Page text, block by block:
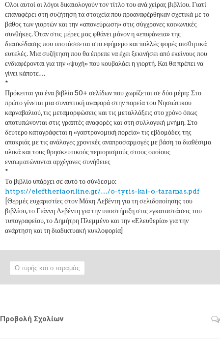
Ολοι αυτοί οι λόγοι δικαιολογούν τον τίτλο του ανά χείρας βιβλίου. Γιατί
επαναφέρει στη συζήτηση τα στοιχεία που προαναφέρθηκαν σχετικά με το
βάθος των γιορτών και την «απονεύρωση» στις σύγχρονες κοινωνικές
συνθήκες. Όταν στις μέρες μας φθάνει μόνον η «επιφάνεια» της
διασκέδασης που υποτάσσεται στο εφήμερο και πολλές φορές αισθητικά
ευτελές. Μια συζήτηση που θα έπρεπε να έχει ξεκινήσει από εκείνους που
ενδιαφέρονται για την «ψυχή» που κουβαλάει η γιορτή. Και θα πρέπει να
γίνει κάποτε…
*
Πρόκειται για ένα βιβλίο 50+ σελίδων που χωρίζεται σε δύο μέρη: Στο
πρώτο γίνεται μια συνοπτική αναφορά στην πορεία του Νησιώτικου
καρναβαλιού, τις μεταμορφώσεις και τις μεταλλάξεις στο χρόνο όπως
αποτυπώνονται στις γραπτές αναφορές και στη συλλογική μνήμη. Στο
δεύτερο καταγράφεται η «γαστρονομική πορεία» τις εβδομάδες της
αποκριάς με τις ανάλογες χρονικές αναπροσαρμογές με βάση τα διαθέσιμα
υλικά και τους θρησκευτικούς περιορισμούς στους οποίους
ενσωματώνονται αρχέγονες συνήθειες
*
Το βιβλίο υπάρχει σε αυτό το σύνδεσμο:
https://eleftheriaonline.gr/…/o-tyris-kai-o-taramas.pdf
[Θερμές ευχαριστίες στον Μάκη Λεβέντη για τη σελιδοποίησης του
βιβλίου, το Γιάννη Λεβέντη για την υποστήριξη στις εγκαταστάσεις του
τυπογραφείου, το Δημήτρη Πλεμμένο και την «Ελευθερία» για την
ανάρτηση και τη διαδικτυακή κυκλοφορία]
Ο τυρής και ο ταραμάς
Προβολή Σχολίων